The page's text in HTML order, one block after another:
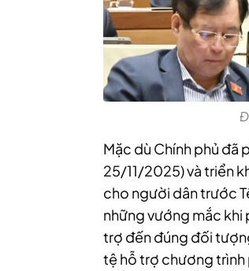
Mặc dù Chính phủ đã
25/11/2025) và triển
cho người dân trước
những vướng mắc khi
trợ đến đúng đối
tệ hỗ trợ chương trình